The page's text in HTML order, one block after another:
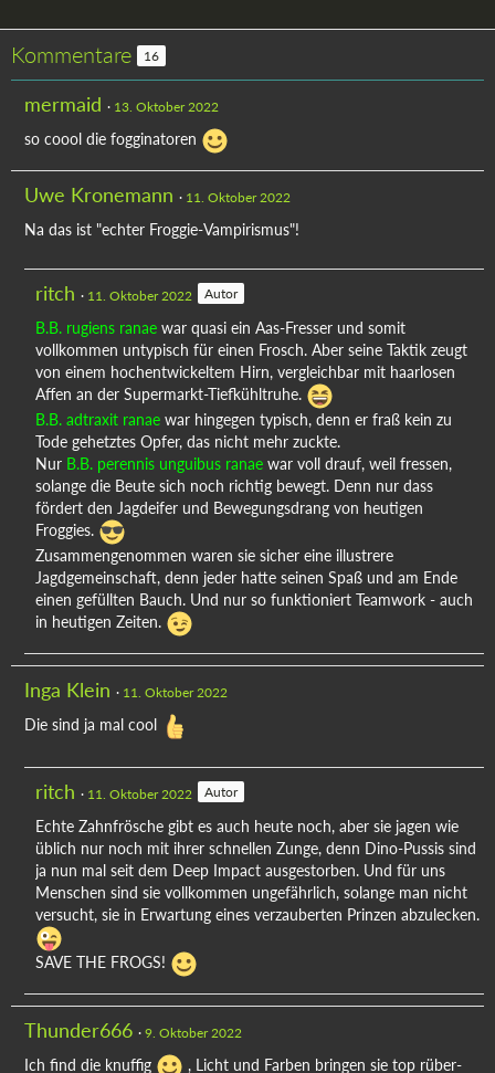
Kommentare 16
mermaid 13. Oktober 2022
so coool die fogginatoren
Uwe Kronemann 11. Oktober 2022
Na das ist "echter Froggie-Vampirismus"!
ritch 11. Oktober 2022 Autor
B.B. rugiens ranae war quasi ein Aas-Fresser und somit
vollkommen untypisch für einen Frosch. Aber seine Taktik zeugt
von einem hochentwickeltem Hirn, vergleichbar mit haarlosen
Affen an der Supermarkt-Tiefkühltruhe.
B.B. adtraxit ranae war hingegen typisch, denn er fraß kein zu
Tode gehetztes Opfer, das nicht mehr zuckte.
Nur B.B. perennis unguibus ranae war voll drauf, weil fressen,
solange die Beute sich noch richtig bewegt. Denn nur dass
fördert den Jagdeifer und Bewegungsdrang von heutigen
Froggies.
Zusammengenommen waren sie sicher eine illustrere
Jagdgemeinschaft, denn jeder hatte seinen Spaß und am Ende
einen gefüllten Bauch. Und nur so funktioniert Teamwork - auch
in heutigen Zeiten.
Inga Klein 11. Oktober 2022
Die sind ja mal cool
ritch 11. Oktober 2022 Autor
Echte Zahnfrösche gibt es auch heute noch, aber sie jagen wie
üblich nur noch mit ihrer schnellen Zunge, denn Dino-Pussis sind
ja nun mal seit dem Deep Impact ausgestorben. Und für uns
Menschen sind sie vollkommen ungefährlich, solange man nicht
versucht, sie in Erwartung eines verzauberten Prinzen abzulecken.
SAVE THE FROGS!
Thunder666 9. Oktober 2022
Ich find die knuffig , Licht und Farben bringen sie top rüber-